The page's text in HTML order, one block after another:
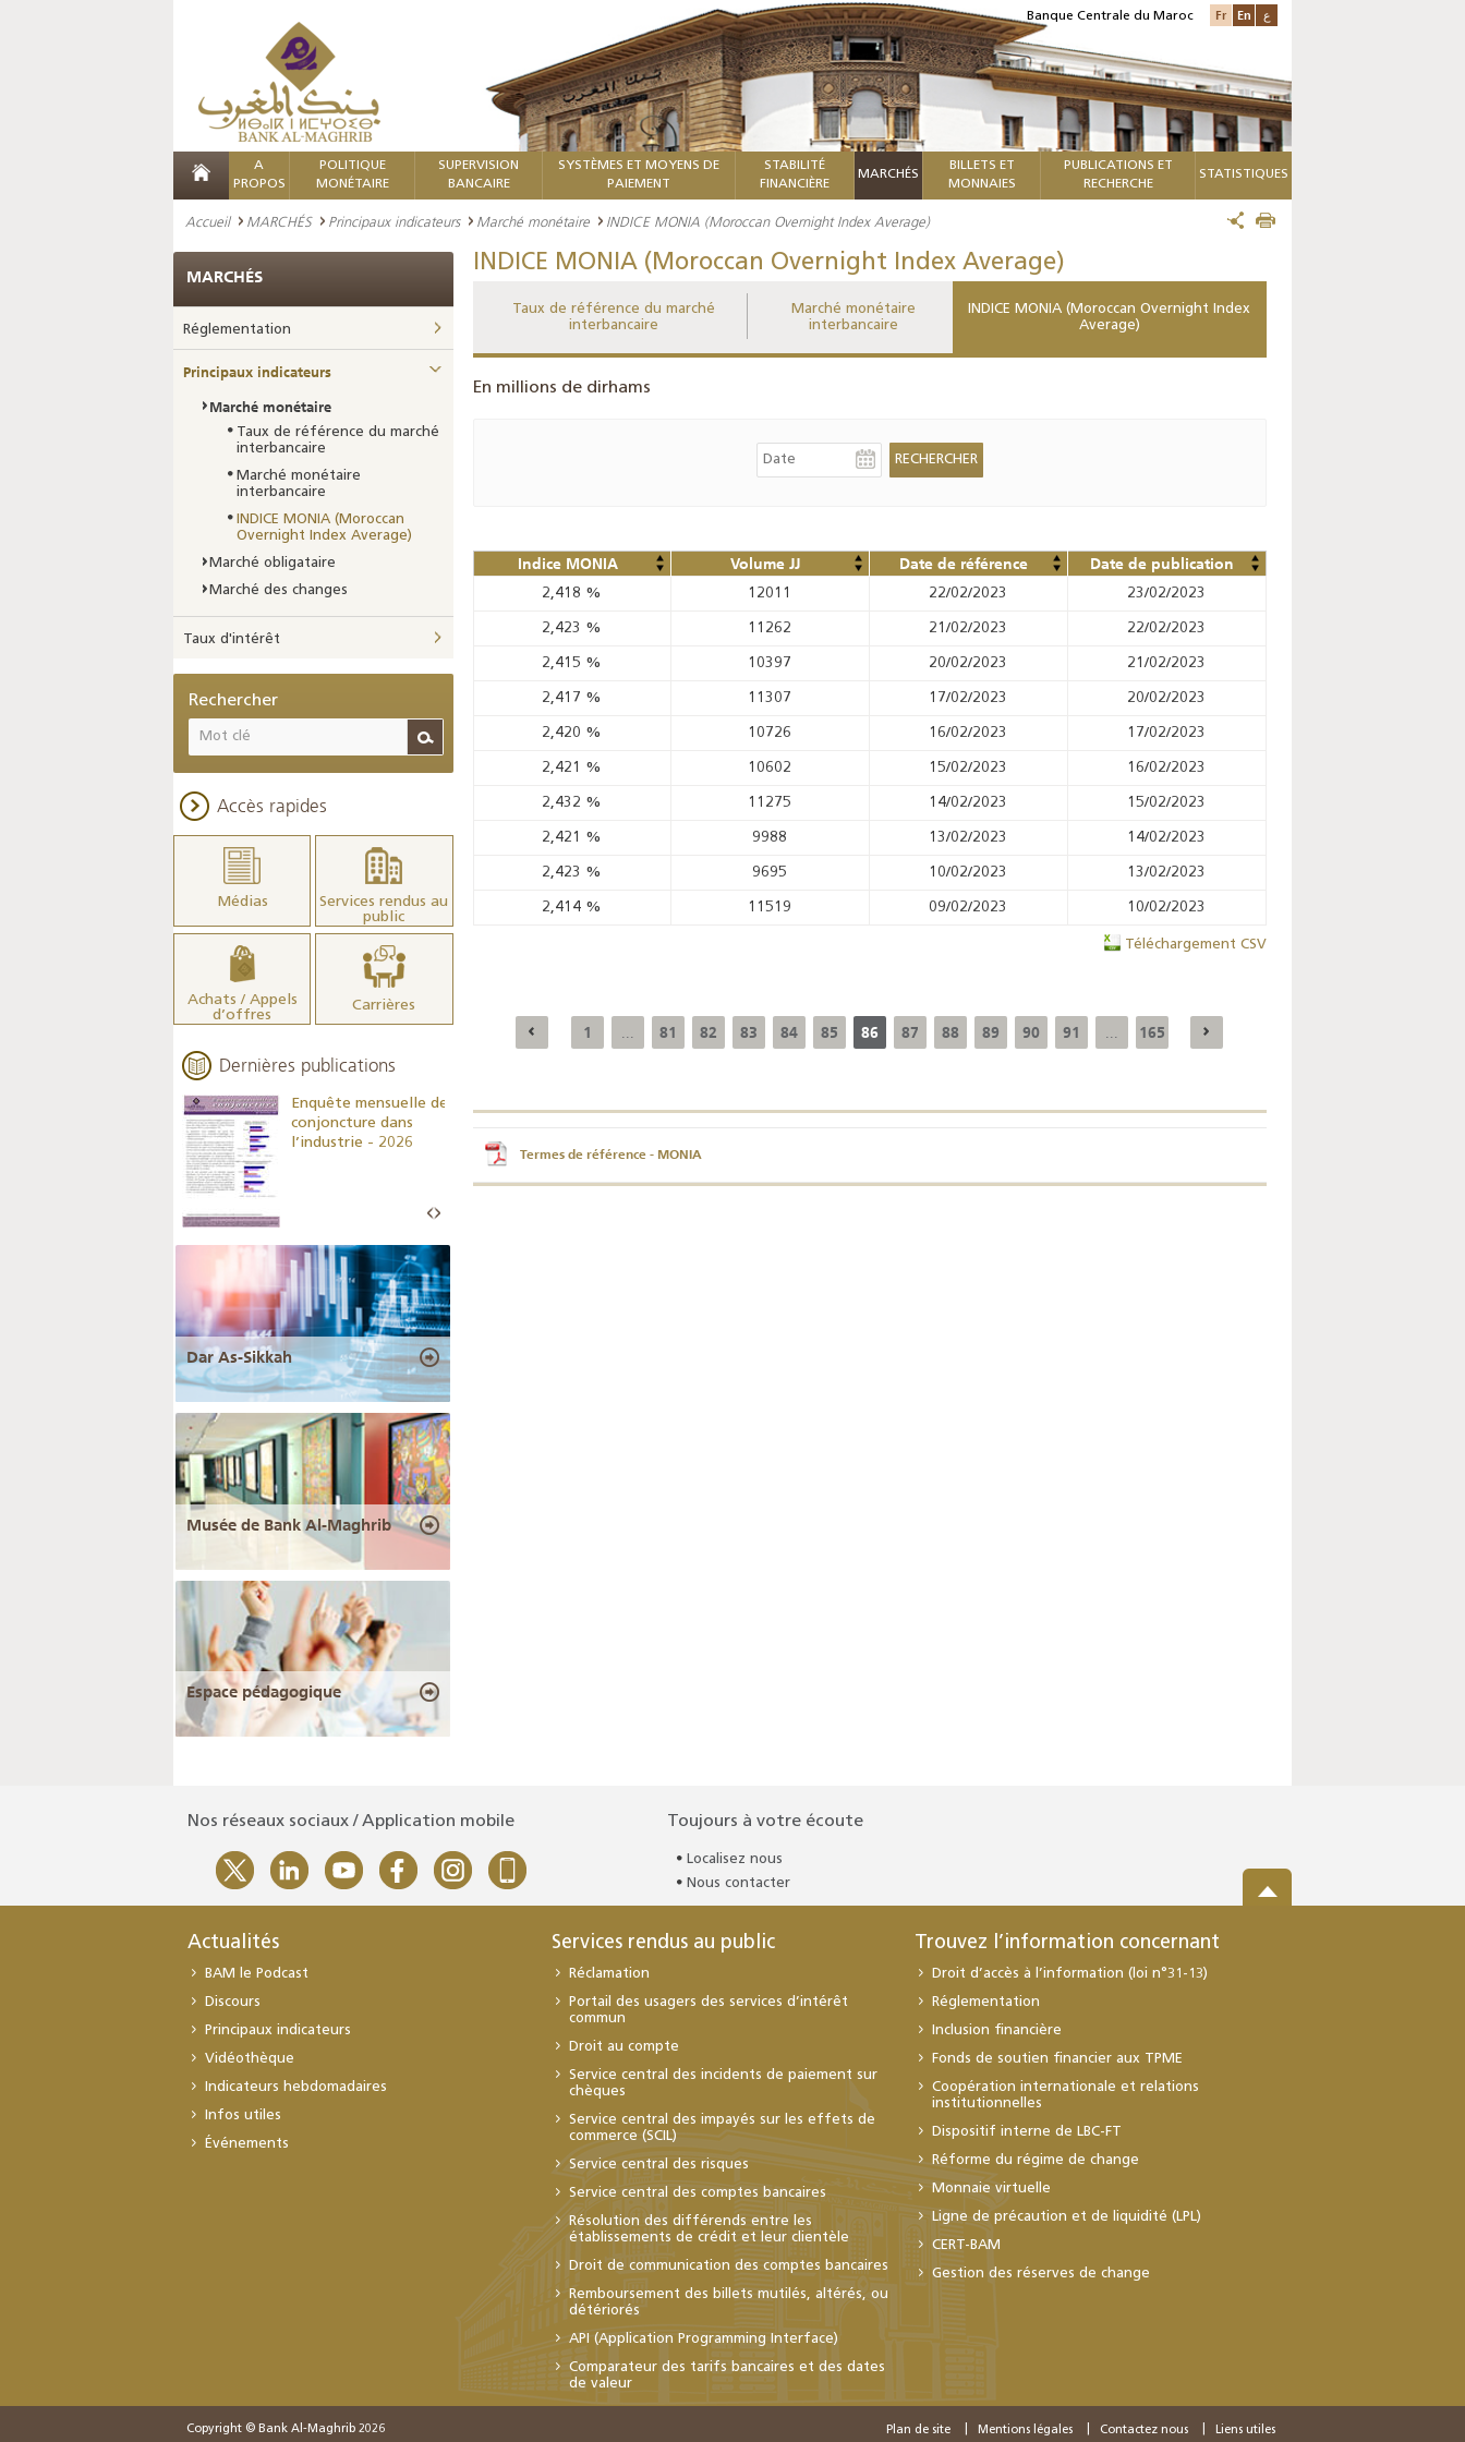
Banque Centrale du Maroc Fr En ع
A
PROPOS
POLITIQUE
MONÉTAIRE
SUPERVISION
BANCAIRE
SYSTÈMES ET MOYENS DE
PAIEMENT
STABILITÉ
FINANCIÈRE
MARCHÉS
BILLETS ET
MONNAIES
PUBLICATIONS ET
RECHERCHE
STATISTIQUES
Accueil MARCHÉS Principaux indicateurs Marché monétaire INDICE MONIA (Moroccan Overnight Index Average)
INDICE MONIA (Moroccan Overnight Index Average)
Taux de référence du marché
interbancaire
Marché monétaire
interbancaire
INDICE MONIA (Moroccan Overnight Index
Average)
En millions de dirhams
Indice MONIA Volume JJ Date de référence Date de publication
2,418 % 12011 22/02/2023 23/02/2023
2,423 % 11262 21/02/2023 22/02/2023
2,415 % 10397 20/02/2023 21/02/2023
2,417 % 11307 17/02/2023 20/02/2023
2,420 % 10726 16/02/2023 17/02/2023
2,421 % 10602 15/02/2023 16/02/2023
2,432 % 11275 14/02/2023 15/02/2023
2,421 % 9988 13/02/2023 14/02/2023
2,423 % 9695 10/02/2023 13/02/2023
2,414 % 11519 09/02/2023 10/02/2023
Téléchargement CSV
1 81 82 83 84 85 86 87 88 89 90 91 165
Termes de référence - MONIA
MARCHÉS
Réglementation
Principaux indicateurs
Marché monétaire
Taux de référence du marché
interbancaire
Marché monétaire
interbancaire
INDICE MONIA (Moroccan
Overnight Index Average)
Marché obligataire
Marché des changes
Taux d'intérêt
Rechercher
Accès rapides
Médias
Services rendus au
public
Achats / Appels
d’offres
Carrières
Dernières publications
Enquête mensuelle de
conjoncture dans
l’industrie - 2026
Dar As-Sikkah
Musée de Bank Al-Maghrib
Espace pédagogique
Nos réseaux sociaux / Application mobile Toujours à votre écoute
Localisez nous
Nous contacter
Actualités
BAM le Podcast
Discours
Principaux indicateurs
Vidéothèque
Indicateurs hebdomadaires
Infos utiles
Événements
Services rendus au public
Réclamation
Portail des usagers des services d’intérêt
commun
Droit au compte
Service central des incidents de paiement sur
chèques
Service central des impayés sur les effets de
commerce (SCIL)
Service central des risques
Service central des comptes bancaires
Résolution des différends entre les
établissements de crédit et leur clientèle
Droit de communication des comptes bancaires
Remboursement des billets mutilés, altérés, ou
détériorés
API (Application Programming Interface)
Comparateur des tarifs bancaires et des dates
de valeur
Trouvez l’information concernant
Droit d’accès à l’information (loi n°31-13)
Réglementation
Inclusion financière
Fonds de soutien financier aux TPME
Coopération internationale et relations
institutionnelles
Dispositif interne de LBC-FT
Réforme du régime de change
Monnaie virtuelle
Ligne de précaution et de liquidité (LPL)
CERT-BAM
Gestion des réserves de change
Copyright © Bank Al-Maghrib 2026 Plan de site Mentions légales Contactez nous Liens utiles